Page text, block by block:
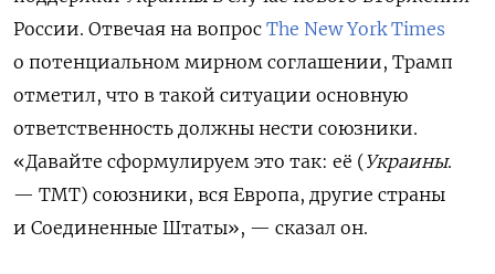
России. Отвечая на вопрос The New York Times
о потенциальном мирном соглашении, Трамп
отметил, что в такой ситуации основную
ответственность должны нести союзники.
«Давайте сформулируем это так: её (Украины.
— ТМТ) союзники, вся Европа, другие страны
и Соединенные Штаты», — сказал он.